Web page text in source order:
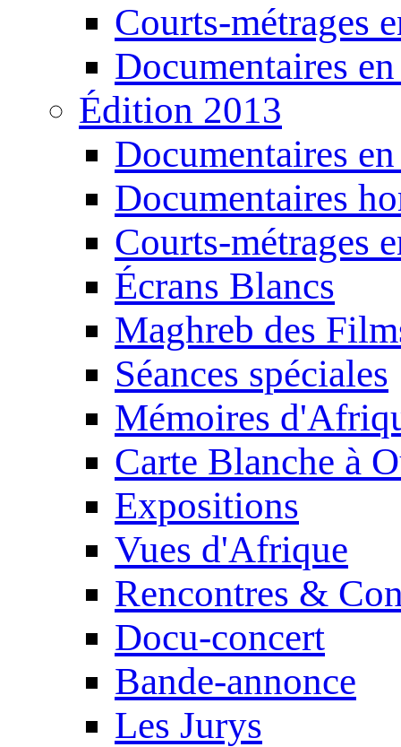
Courts-métrages
Documentaires
Édition 2013
Documentaires
Documentaires
Courts-métrages
Écrans Blancs
Maghreb des
Séances spéciales
Mémoires
Carte Blanche à
Expositions
Vues d'Afrique
Rencontres &
Docu-concert
Bande-annonce
Les Jurys